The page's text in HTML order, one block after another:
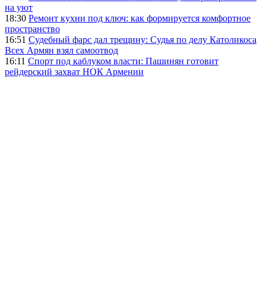
на уют
18:30 Ремонт кухни под ключ: как формируется комфортное
пространство
16:51 Судебный фарс дал трещину: Судья по делу Католикоса
Всех Армян взял самоотвод
16:11 Спорт под каблуком власти: Пашинян готовит
рейдерский захват НОК Армении